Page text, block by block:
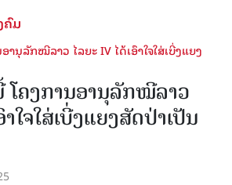
ຄົມ
ນຸລັກໝີລາວ ໄລຍະ IV ໄດ້ເອົາໃຈໃສ່ເບີ່ງແຍງ
ໂຄງການອານຸລັກໝີລາວ
ໃຈໃສ່ເບີ່ງແຍງສັດປ່າເປັນ